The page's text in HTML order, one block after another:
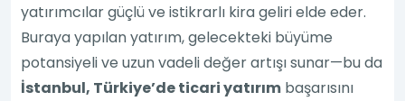
yatırımcılar güçlü ve istikrarlı kira geliri elde eder.
Buraya yapılan yatırım, gelecekteki büyüme
potansiyeli ve uzun vadeli değer artışı sunar—bu da
İstanbul, Türkiye’de ticari yatırım başarısını